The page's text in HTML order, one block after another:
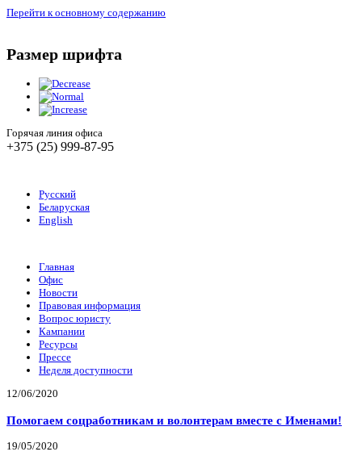
Перейти к основному содержанию
Размер шрифта
Горячая линия офиса
+375 (25) 999-87-95
Русский
Беларуская
English
Главная
Офис
Новости
Правовая информация
Вопрос юристу
Кампании
Ресурсы
Прессе
Неделя доступности
12/06/2020
Помогаем соцработникам и волонтерам вместе с Именами!
19/05/2020